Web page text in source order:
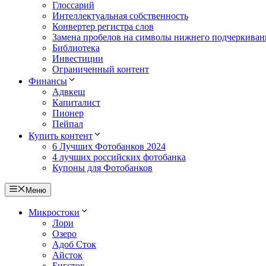
Глоссарий
Интеллектуальная собственность
Конвертер регистра слов
Замена пробелов на символы нижнего
Библиотека
Инвестиции
Ограниченный контент
Финансы
Адвкеш
Капиталист
Пионер
Пейпал
Купить контент
6 Лучших Фотобанков 2024
4 лучших российских фотобанка
Купоны для Фотобанков
Меню
Микростоки
Лори
Озеро
Адоб Сток
Айсток